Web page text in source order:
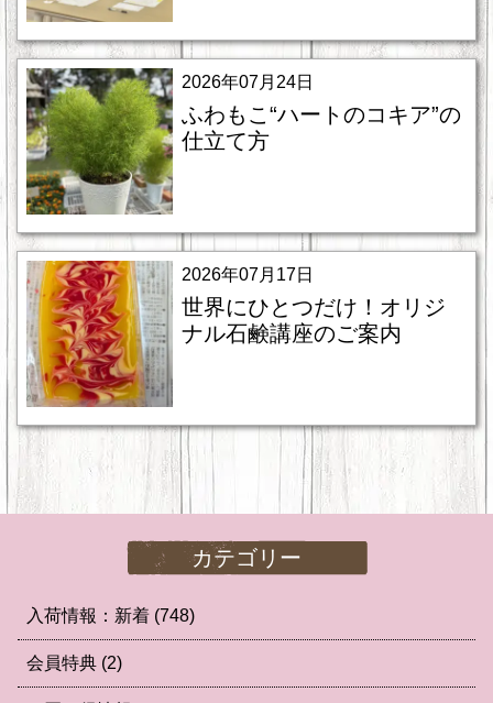
2026年07月24日
ふわもこ“ハートのコキア”の
仕立て方
2026年07月17日
世界にひとつだけ！オリジ
ナル石鹸講座のご案内
カテゴリー
入荷情報：新着 (748)
会員特典 (2)